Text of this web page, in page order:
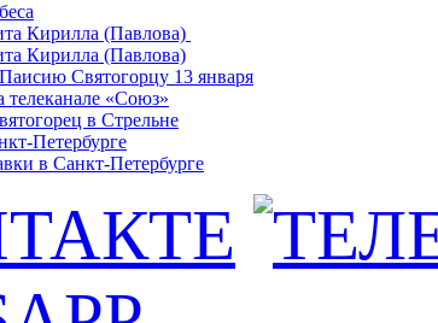
Кирилла (Павлова)
Кирилла (Павлова)
Святогорцу 13 января
«Союз»
в Стрельне
Петербурге
в Санкт-Петербурге